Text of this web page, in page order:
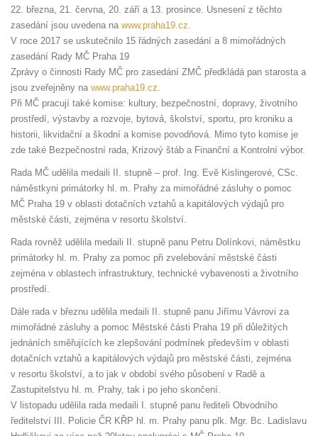
22. března, 21. června, 20. září a 13. prosince. Usnesení z těchto
zasedání jsou uvedena na www.praha19.cz.
V roce 2017 se uskutečnilo 15 řádných zasedání a 8 mimořádných
zasedání Rady MČ Praha 19
Zprávy o činnosti Rady MČ pro zasedání ZMČ předkládá pan starosta a
jsou zveřejněny na www.praha19.cz.
Při MČ pracují také komise: kultury, bezpečnostní, dopravy, životního
prostředí, výstavby a rozvoje, bytová, školství, sportu, pro kroniku a
historii, likvidační a škodní a komise povodňová. Mimo tyto komise je
zde také Bezpečnostní rada, Krizový štáb a Finanční a Kontrolní výbor.
Rada MČ udělila medaili II. stupně – prof. Ing. Evě Kislingerové, CSc.
náměstkyni primátorky hl. m. Prahy za mimořádné zásluhy o pomoc
MČ Praha 19 v oblasti dotačních vztahů a kapitálových výdajů pro
městské části, zejména v resortu školství.
Rada rovněž udělila medaili II. stupně panu Petru Dolínkovi, náměstku
primátorky hl. m. Prahy za pomoc při zvelebování městské části
zejména v oblastech infrastruktury, technické vybavenosti a životního
prostředí.
Dále rada v březnu udělila medaili II. stupně panu Jiřímu Vávrovi za
mimořádné zásluhy a pomoc Městské části Praha 19 při důležitých
jednáních směřujících ke zlepšování podmínek především v oblasti
dotačních vztahů a kapitálových výdajů pro městské části, zejména
v resortu školství, a to jak v období svého působení v Radě a
Zastupitelstvu hl. m. Prahy, tak i po jeho skončení.
V listopadu udělila rada medaili I. stupně panu řediteli Obvodního
ředitelství III. Policie ČR KŘP hl. m. Prahy panu plk. Mgr. Bc. Ladislavu